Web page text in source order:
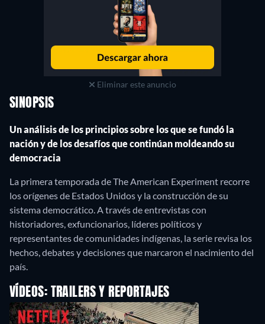
Eliminar este anuncio
SINOPSIS
Un análisis de los principios sobre los que se fundó la
nación y de los desafíos que continúan moldeando su
democracia
La primera temporada de The American Experiment recorre
los orígenes de Estados Unidos y la construcción de su
sistema democrático. A través de entrevistas con
historiadores, exfuncionarios, líderes políticos y
representantes de comunidades indígenas, la serie revisa los
hechos, debates y decisiones que marcaron el nacimiento del
país.
VÍDEOS: TRAILERS Y REPORTAJES